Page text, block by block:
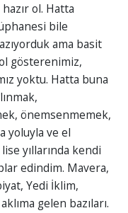
ol. Hatta
bile
ama basit
gösterenimiz,
yoktu. Hatta buna
önemsenmemek,
yoluyla ve el
yıllarında kendi
edindim. Mavera,
Yedi İklim,
gelen bazıları.